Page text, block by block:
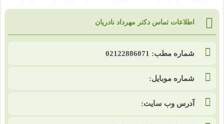
اطلاعات تماس دکتر مهرداد نادریان
شماره مطب: 02122886071
شماره موبایل:
آدرس وب سایت: